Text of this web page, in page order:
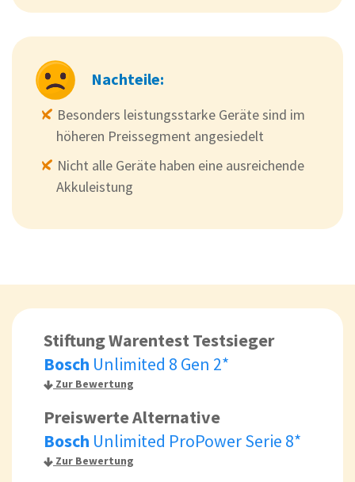
Nachteile:
Besonders leistungsstarke Geräte sind im
höheren Preissegment angesiedelt
Nicht alle Geräte haben eine ausreichende
Akkuleistung
Stiftung Warentest Testsieger
Bosch Unlimited 8 Gen 2*
Zur Bewertung
Preiswerte Alternative
Bosch Unlimited ProPower Serie 8*
Zur Bewertung